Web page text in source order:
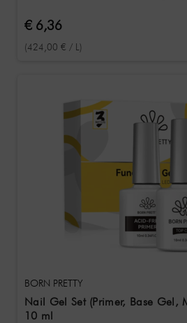
€ 6,36
(424,00 € / L)
BORN PRETTY
Nail Gel Set (Primer, Base Gel,
10 ml